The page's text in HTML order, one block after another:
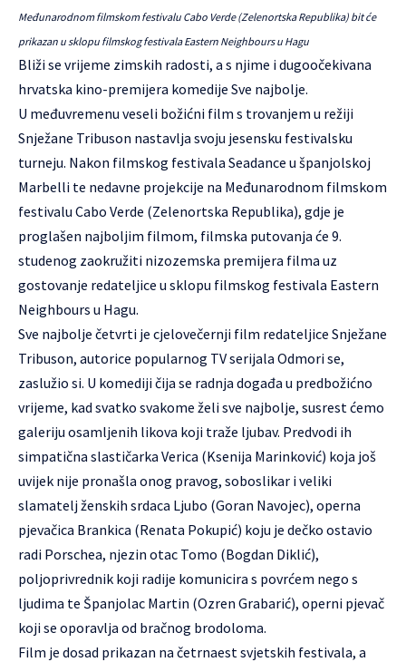
Međunarodnom filmskom festivalu Cabo Verde (Zelenortska Republika) bit će
prikazan u sklopu filmskog festivala Eastern Neighbours u Hagu
Bliži se vrijeme zimskih radosti, a s njime i dugoočekivana
hrvatska kino-premijera komedije Sve najbolje.
U međuvremenu veseli božićni film s trovanjem u režiji
Snježane Tribuson nastavlja svoju jesensku festivalsku
turneju. Nakon filmskog festivala Seadance u španjolskoj
Marbelli te nedavne projekcije na Međunarodnom filmskom
festivalu Cabo Verde (Zelenortska Republika), gdje je
proglašen najboljim filmom, filmska putovanja će 9.
studenog zaokružiti nizozemska premijera filma uz
gostovanje redateljice u sklopu filmskog festivala Eastern
Neighbours u Hagu.
Sve najbolje četvrti je cjelovečernji film redateljice Snježane
Tribuson, autorice popularnog TV serijala Odmori se,
zaslužio si. U komediji čija se radnja događa u predbožićno
vrijeme, kad svatko svakome želi sve najbolje, susrest ćemo
galeriju osamljenih likova koji traže ljubav. Predvodi ih
simpatična slastičarka Verica (Ksenija Marinković) koja još
uvijek nije pronašla onog pravog, soboslikar i veliki
slamatelj ženskih srdaca Ljubo (Goran Navojec), operna
pjevačica Brankica (Renata Pokupić) koju je dečko ostavio
radi Porschea, njezin otac Tomo (Bogdan Diklić),
poljoprivrednik koji radije komunicira s povrćem nego s
ljudima te Španjolac Martin (Ozren Grabarić), operni pjevač
koji se oporavlja od bračnog brodoloma.
Film je dosad prikazan na četrnaest svjetskih festivala, a